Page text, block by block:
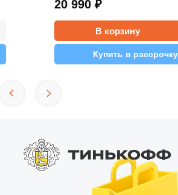
20 990 ₽
В корзину
Купить в рассрочку